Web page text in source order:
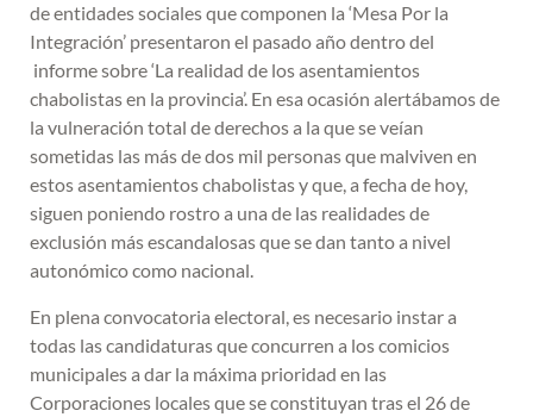
de entidades sociales que componen la ‘Mesa Por la
Integración’ presentaron el pasado año dentro del
informe sobre ‘La realidad de los asentamientos
chabolistas en la provincia’. En esa ocasión alertábamos de
la vulneración total de derechos a la que se veían
sometidas las más de dos mil personas que malviven en
estos asentamientos chabolistas y que, a fecha de hoy,
siguen poniendo rostro a una de las realidades de
exclusión más escandalosas que se dan tanto a nivel
autonómico como nacional.
En plena convocatoria electoral, es necesario instar a
todas las candidaturas que concurren a los comicios
municipales a dar la máxima prioridad en las
Corporaciones locales que se constituyan tras el 26 de